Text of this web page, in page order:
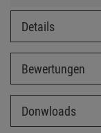
Details
Bewertungen
Donwloads